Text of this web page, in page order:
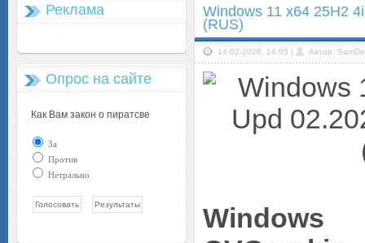
Реклама
Опрос на сайте
Как Вам закон о пиратсве
За
Против
Нетрально
Windows 11 x64 25H2
(RUS)
14-02-2026, 14:05 | Автор: